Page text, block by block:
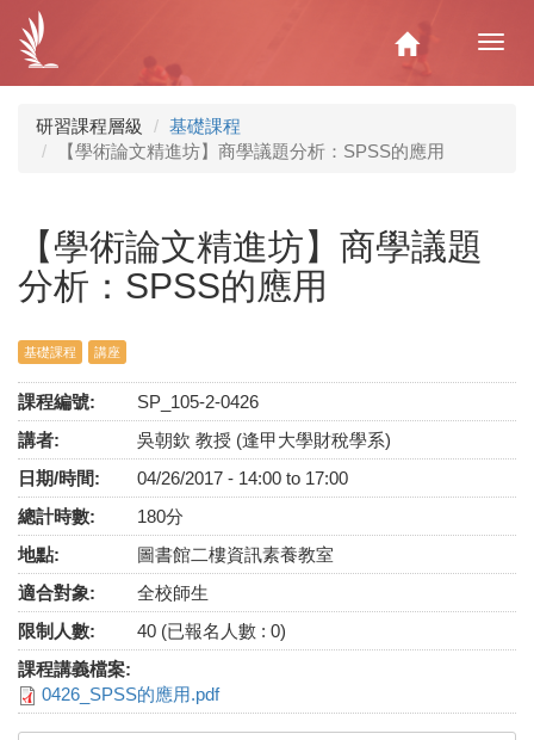
內
Home
研習課程層級
基礎課程
【學術論文精進坊】商學議題分析：SPSS的應用
【學術論文精進坊】商學議題
分析：SPSS的應用
基礎課程 講座
課程編號:
SP_105-2-0426
講者:
吳朝欽 教授 (逢甲大學財稅學系)
日期/時間:
04/26/2017 - 14:00 to 17:00
總計時數:
180分
地點:
圖書館二樓資訊素養教室
適合對象:
全校師生
限制人數:
40 (已報名人數 : 0)
課程講義檔案:
0426_SPSS的應用.pdf